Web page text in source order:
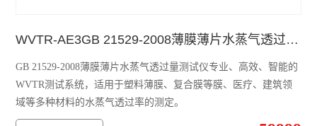
WVTR-AE3GB 21529-2008薄膜薄片水蒸气透过量测试仪
GB 21529-2008薄膜薄片水蒸气透过量测试仪专业、高效、智能的
WVTR测试系统，适用于塑料薄膜、复合膜等膜、医疗、建筑领
域等多种材料的水蒸气透过率的测定。